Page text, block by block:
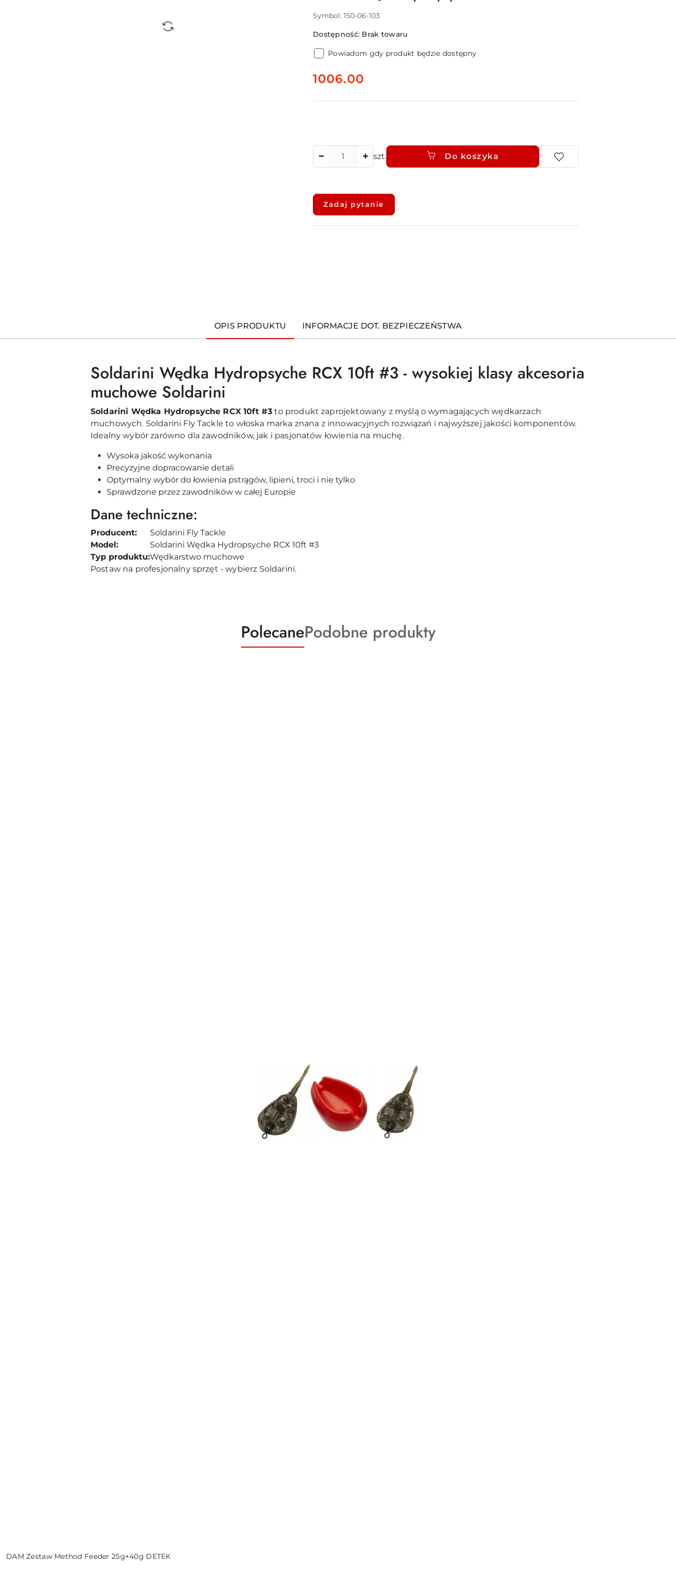
Symbol: 150-06-103
Dostępność: Brak towaru
Powiadom gdy produkt będzie dostępny
cena:
1006.00
szt. Do koszyka
Dostępność
i
dostawa
Zadaj pytanie
OPIS PRODUKTU INFORMACJE DOT. BEZPIECZEŃSTWA
Soldarini Wędka Hydropsyche RCX 10ft #3 - wysokiej klasy akcesoria
muchowe Soldarini
Soldarini Wędka Hydropsyche RCX 10ft #3 to produkt zaprojektowany z myślą o wymagających wędkarzach
muchowych. Soldarini Fly Tackle to włoska marka znana z innowacyjnych rozwiązań i najwyższej jakości komponentów.
Idealny wybór zarówno dla zawodników, jak i pasjonatów łowienia na muchę.
Wysoka jakość wykonania
Precyzyjne dopracowanie detali
Optymalny wybór do łowienia pstrągów, lipieni, troci i nie tylko
Sprawdzone przez zawodników w całej Europie
Dane techniczne:
Producent:
Soldarini Fly Tackle
Model:
Soldarini Wędka Hydropsyche RCX 10ft #3
Typ produktu:Wędkarstwo muchowe
Postaw na profesjonalny sprzęt - wybierz Soldarini.
Produkty
o
PolecaneProdukty
o
Podobne produkty
DAM Zestaw Method Feeder 25g+40g DETEK